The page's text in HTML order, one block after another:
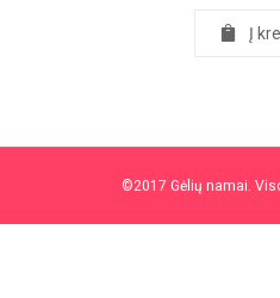
Į
©2017 Gėlių namai.